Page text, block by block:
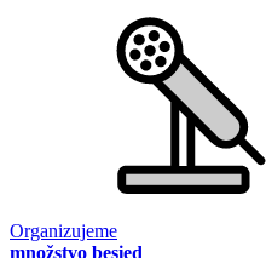
Organizujeme
množstvo besied